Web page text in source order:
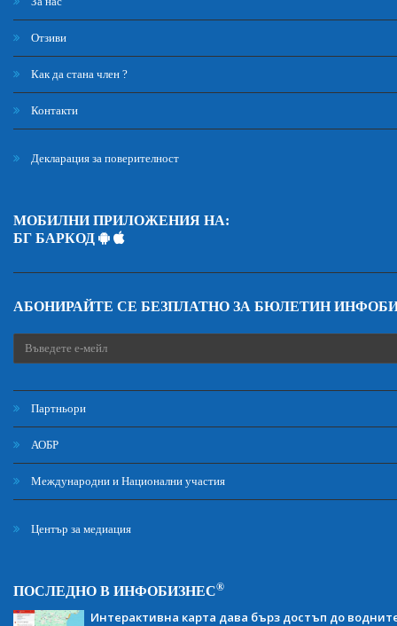
Отзиви
Как да стана член ?
Контакти
Декларация за поверителност
МОБИЛНИ ПРИЛОЖЕНИЯ НА:
БГ БАРКОД
АБОНИРАЙТЕ СЕ БЕЗПЛАТНО ЗА БЮЛЕТИН
Партньори
АОБР
Международни и Национални участия
Център за медиация
ПОСЛЕДНО В ИНФОБИЗНЕС®
Интерактивна карта дава бърз достъп до